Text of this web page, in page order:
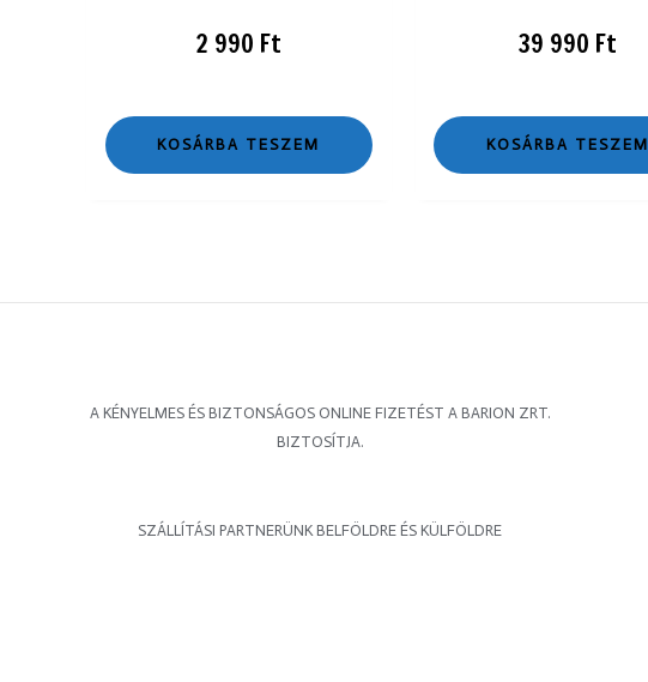
2 990 Ft
KOSÁRBA TESZEM
39 990 Ft
KOSÁRBA TESZEM
A KÉNYELMES ÉS BIZTONSÁGOS ONLINE FIZETÉST A BARION ZRT.
BIZTOSÍTJA.
SZÁLLÍTÁSI PARTNERÜNK BELFÖLDRE ÉS KÜLFÖLDRE